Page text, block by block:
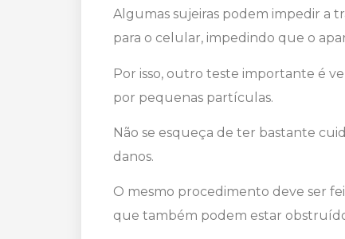
Algumas sujeiras podem impedir a
para o celular, impedindo que o
Por isso, outro teste importante é
por pequenas partículas.
Não se esqueça de ter bastante
danos.
O mesmo procedimento deve ser
que também podem estar